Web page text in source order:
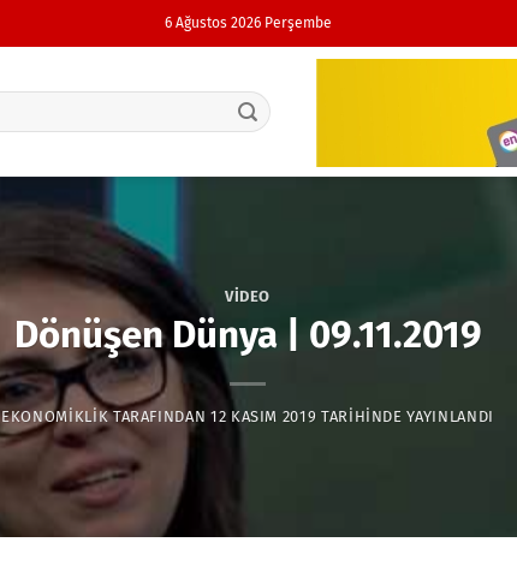
6 Ağustos 2026 Perşembe
VIDEO
Dönüşen Dünya | 09.11.2019
EKONOMIKLIKTARAFINDAN 12 KASIM 2019 TARIHINDE YAYINLANDI